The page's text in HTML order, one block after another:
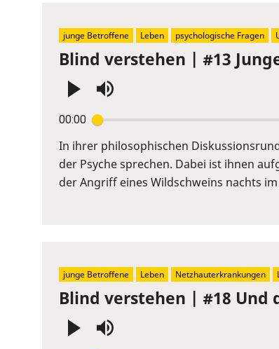
Blind verstehen | #13
00:00
Enter
or
Space
to
In ihrer philosophischen
der Psyche sprechen. Dabei ist ihnen
der Angriff eines Wildschweins nachts
junge Betroffene Leben psychologische Fragen
Blind verstehen | #18 Und
junge Betroffene Leben Netzhauterkrankungen